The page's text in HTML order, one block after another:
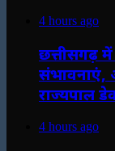
4 hours ago
छत्तीसगढ़ में
संभावनाएं,
राज्यपाल
4 hours ago